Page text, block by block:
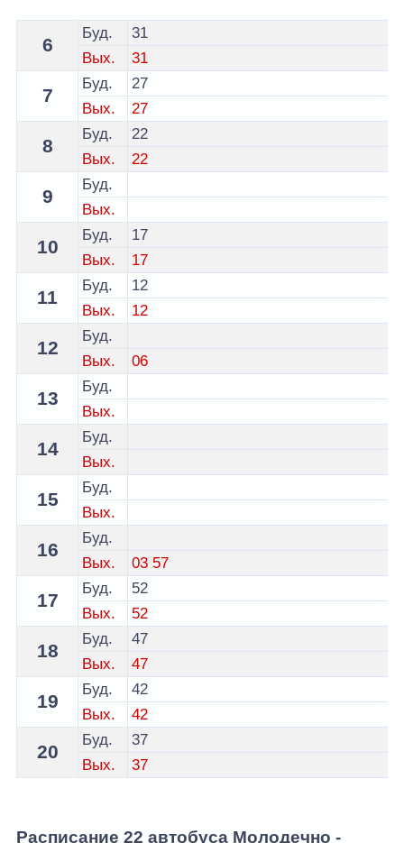
Расписание 22 автобуса Молодечно - остановка
6
Буд.
31
Вых.
31
7
Буд.
27
Вых.
27
8
Буд.
22
Вых.
22
9
Буд.
Вых.
10
Буд.
17
Вых.
17
11
Буд.
12
Вых.
12
12
Буд.
Вых.
06
13
Буд.
Вых.
14
Буд.
Вых.
15
Буд.
Вых.
16
Буд.
Вых.
03 57
17
Буд.
52
Вых.
52
18
Буд.
47
Вых.
47
19
Буд.
42
Вых.
42
20
Буд.
37
Вых.
37
Расписание 22 автобуса Молодечно -